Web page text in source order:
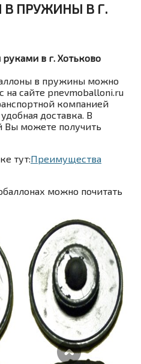
ПРУЖИНЫ В Г.
в г. Хотьково
в пружины можно
на сайте pnevmoballoni.ru
компанией
доставка. В
Вы можете получить
тут:Преимущества
можно почитать